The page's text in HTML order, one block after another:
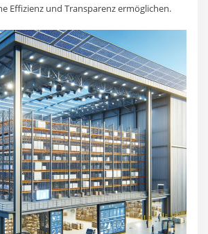
Effizienz und Transparenz ermöglichen.